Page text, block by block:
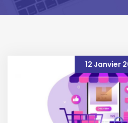
12 Janvier